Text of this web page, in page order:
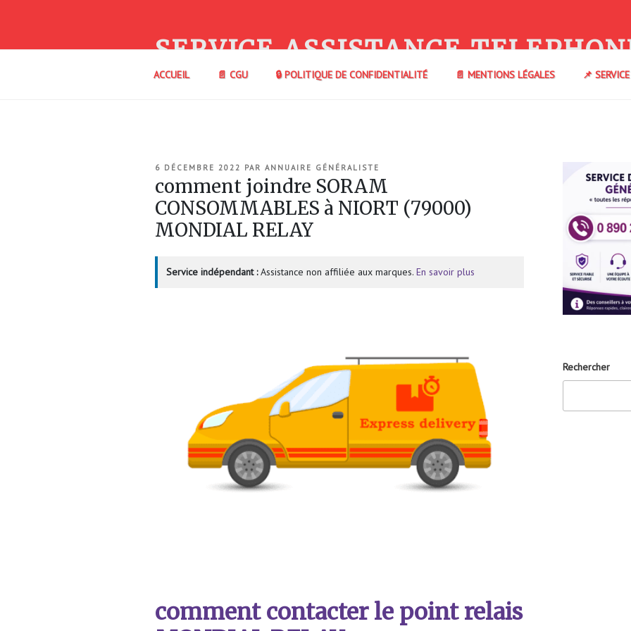
SERVICE ASSISTANCE
ACCUEIL 📄 CGU 🔒 POLITIQUE DE CONFIDENTIALITÉ 📄 MENTIONS LÉGALES 📌
PUBLIÉ
6 DÉCEMBRE 2022 PAR ANNUAIRE GÉNÉRALISTE
comment joindre SORAM
CONSOMMABLES à NIORT (79000)
MONDIAL RELAY
Service indépendant :Assistance non affiliée aux marques. En savoir plus
comment contacter le point relais
Rechercher